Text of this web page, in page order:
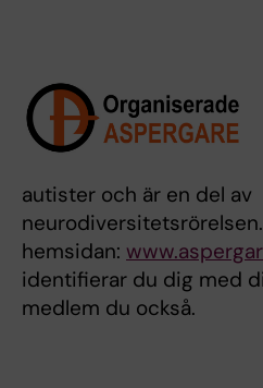
autister och är en del av
hemsidan:
identifierar du dig med
medlem du också.